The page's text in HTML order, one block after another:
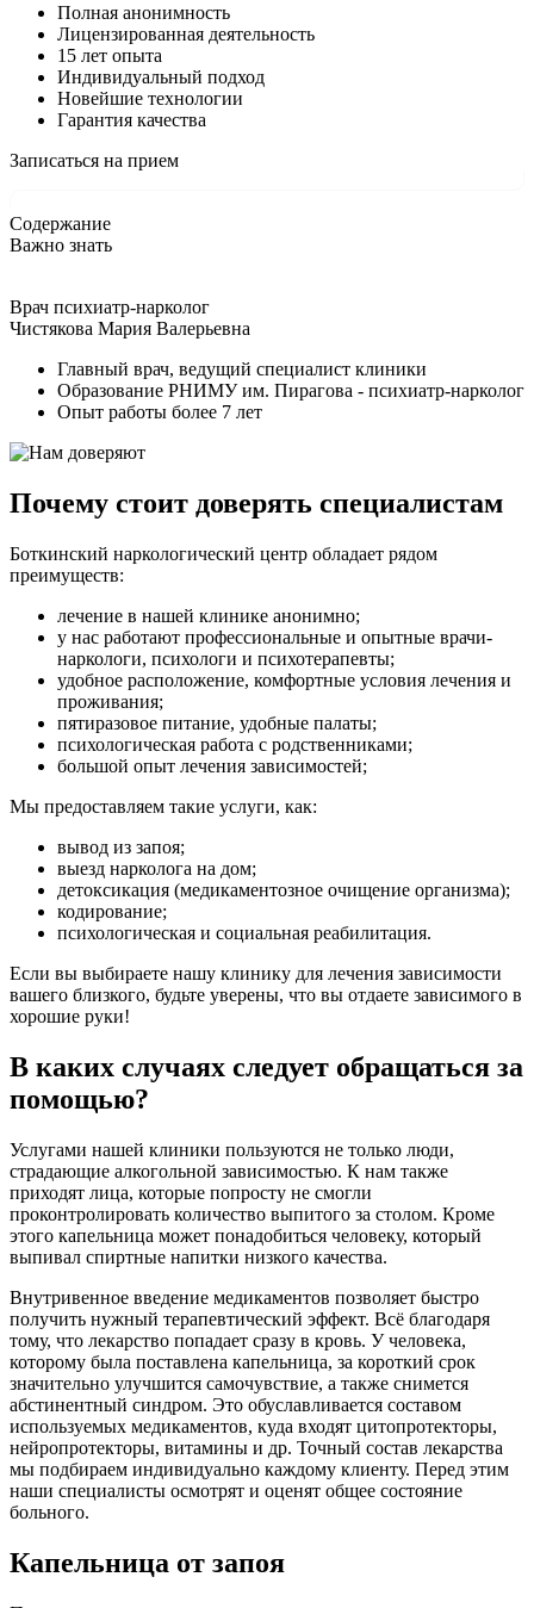
Полная анонимность
Лицензированная деятельность
15 лет опыта
Индивидуальный подход
Новейшие технологии
Гарантия качества
Записаться на прием
Содержание
Важно знать
Врач психиатр-нарколог
Чистякова Мария Валерьевна
Главный врач, ведущий специалист клиники
Образование РНИМУ им. Пирагова - психиатр-нарколог
Опыт работы более 7 лет
Почему стоит доверять специалистам
Боткинский наркологический центр обладает рядом
преимуществ:
лечение в нашей клинике анонимно;
у нас работают профессиональные и опытные врачи-
наркологи, психологи и психотерапевты;
удобное расположение, комфортные условия лечения и
проживания;
пятиразовое питание, удобные палаты;
психологическая работа с родственниками;
большой опыт лечения зависимостей;
Мы предоставляем такие услуги, как:
вывод из запоя;
выезд нарколога на дом;
детоксикация (медикаментозное очищение организма);
кодирование;
психологическая и социальная реабилитация.
Если вы выбираете нашу клинику для лечения зависимости
вашего близкого, будьте уверены, что вы отдаете зависимого в
хорошие руки!
В каких случаях следует обращаться за
помощью?
Услугами нашей клиники пользуются не только люди,
страдающие алкогольной зависимостью. К нам также
приходят лица, которые попросту не смогли
проконтролировать количество выпитого за столом. Кроме
этого капельница может понадобиться человеку, который
выпивал спиртные напитки низкого качества.
Внутривенное введение медикаментов позволяет быстро
получить нужный терапевтический эффект. Всё благодаря
тому, что лекарство попадает сразу в кровь. У человека,
которому была поставлена капельница, за короткий срок
значительно улучшится самочувствие, а также снимется
абстинентный синдром. Это обуславливается составом
используемых медикаментов, куда входят цитопротекторы,
нейропротекторы, витамины и др. Точный состав лекарства
мы подбираем индивидуально каждому клиенту. Перед этим
наши специалисты осмотрят и оценят общее состояние
больного.
Капельница от запоя